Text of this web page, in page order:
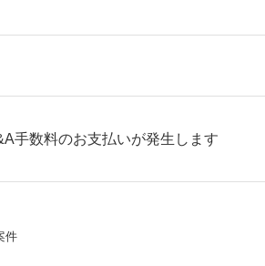
手数料のお支払いが発生します
件